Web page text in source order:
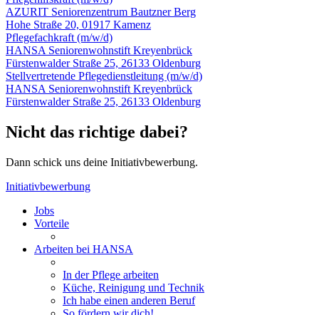
AZURIT Seniorenzentrum Bautzner Berg
Hohe Straße 20, 01917 Kamenz
Pflegefachkraft (m/w/d)
HANSA Seniorenwohnstift Kreyenbrück
Fürstenwalder Straße 25, 26133 Oldenburg
Stellvertretende Pflegedienstleitung (m/w/d)
HANSA Seniorenwohnstift Kreyenbrück
Fürstenwalder Straße 25, 26133 Oldenburg
Nicht das richtige dabei?
Dann schick uns deine Initiativ­bewerbung.
Initiativ­bewerbung
Jobs
Vorteile
Arbeiten bei HANSA
In der Pflege arbeiten
Küche, Reinigung und Technik
Ich habe einen anderen Beruf